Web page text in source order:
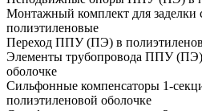
Монтажный комплект для
полиэтиленовые
Переход ППУ (ПЭ) в
Элементы трубопровода ППУ (ПЭ)
оболочке
Сильфонные компенсаторы 1-
полиэтиленовой оболочке